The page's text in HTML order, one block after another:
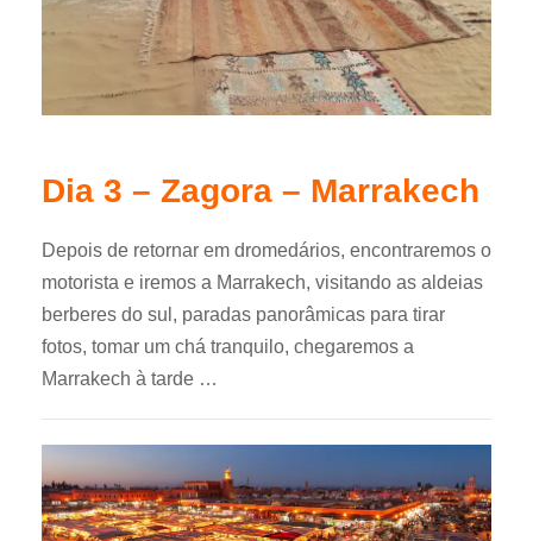
Dia 3 – Zagora – Marrakech
Depois de retornar em dromedários, encontraremos o
motorista e iremos a Marrakech, visitando as aldeias
berberes do sul, paradas panorâmicas para tirar
fotos, tomar um chá tranquilo, chegaremos a
Marrakech à tarde …